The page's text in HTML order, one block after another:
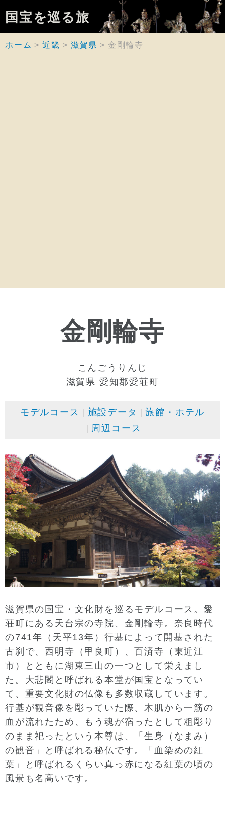
国宝を巡る旅
ホーム 近畿 滋賀県 金剛輪寺
金剛輪寺
こんごうりんじ
滋賀県 愛知郡愛荘町
モデルコース 施設データ
旅館・ホテル
周辺コース
滋賀県の国宝・文化財を巡るモデルコース。愛
荘町にある天台宗の寺院、金剛輪寺。奈良時代
の741年（天平13年）行基によって開基された
古刹で、西明寺（甲良町）、百済寺（東近江
市）とともに湖東三山の一つとして栄えまし
た。大悲閣と呼ばれる本堂が国宝となってい
て、重要文化財の仏像も多数収蔵しています。
行基が観音像を彫っていた際、木肌から一筋の
血が流れたため、もう魂が宿ったとして粗彫り
のまま祀ったという本尊は、「生身（なまみ）
の観音」と呼ばれる秘仏です。「血染めの紅
葉」と呼ばれるくらい真っ赤になる紅葉の頃の
風景も名高いです。